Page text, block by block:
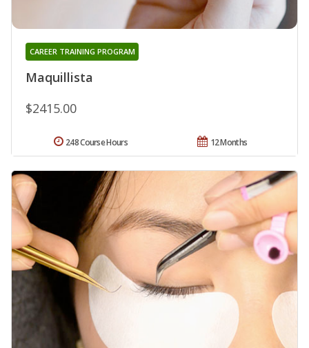
Maquillista
CAREER TRAINING PROGRAM
$2415.00
12 Months
248 Course Hours